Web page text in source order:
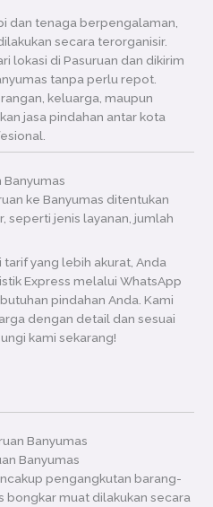
dan tenaga berpengalaman,
secara terorganisir.
lokasi di Pasuruan dan dikirim
tanpa perlu repot.
keluarga, maupun
jasa pindahan antar kota
Banyumas
ke Banyumas ditentukan
seperti jenis layanan, jumlah
yang lebih akurat, Anda
Express melalui WhatsApp
pindahan Anda. Kami
dengan detail dan sesuai
kami sekarang!
Banyumas
Banyumas
pengangkutan barang-
bongkar muat dilakukan secara